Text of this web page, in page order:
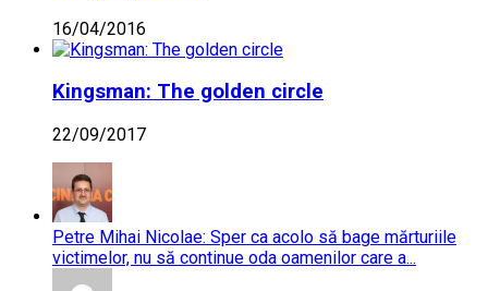
16/04/2016
Kingsman: The golden circle
22/09/2017
Petre Mihai Nicolae: Sper ca acolo să bage mărturiile
victimelor, nu să continue oda oamenilor care a...